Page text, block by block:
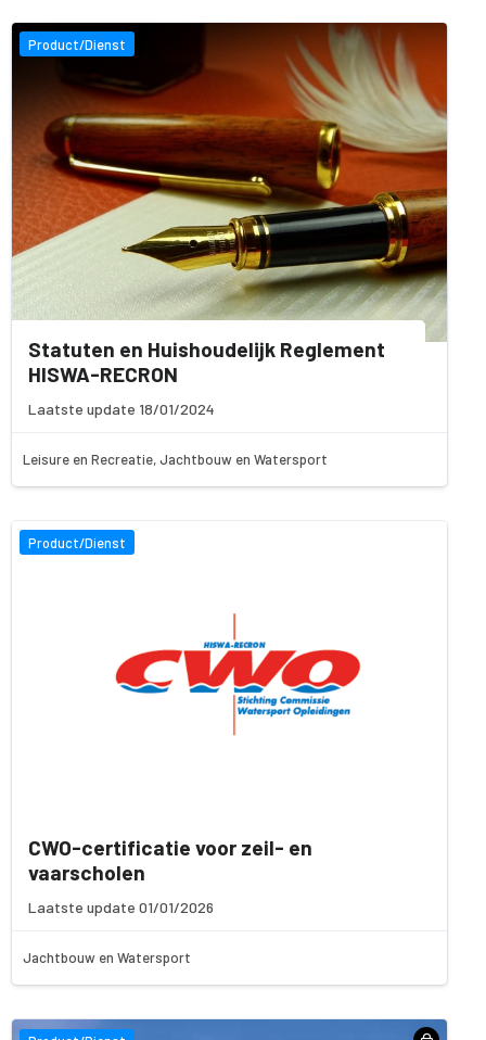
Product/Dienst
Statuten en Huishoudelijk Reglement
HISWA-RECRON
Laatste update 18/01/2024
Leisure en Recreatie, Jachtbouw en Watersport
Product/Dienst
CWO-certificatie voor zeil- en
vaarscholen
Laatste update 01/01/2026
Jachtbouw en Watersport